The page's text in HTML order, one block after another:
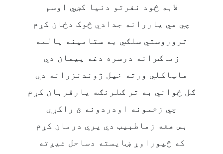
لابه څود نفرتو دنيا کښي اوسم
چي مي ياررانه جدادي څوک دځان کړم
تروروستي سلګي به ستامينه پالمه
زماګرانه درسره دغه پيمان دي
ماټاکلي ورته خپل ژوندنزرانه دي
ګل ځواني به تر ګلرنګه يارقربان کړم
چي زخمونه اودردونه ئ راکړي
بس هغه زماطبيب دي پري درمان کړم
که څپوراوړ ښايسته دساحل غيږته